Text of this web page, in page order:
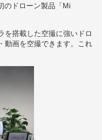
のドローン製品「Mi
を搭載した空撮に強いドロ
動画を空撮できます。これ